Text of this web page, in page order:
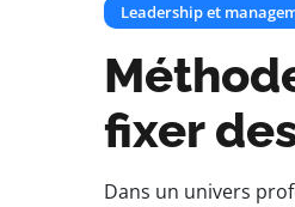
Leadership et
fixer
Dans un univers